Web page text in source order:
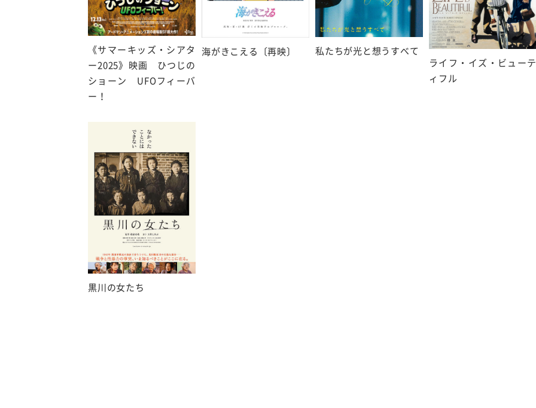
《サマーキッズ・シアタ
ー2025》映画 ひつじの
ショーン UFOフィーバ
ー！
海がきこえる〔再映〕
私たちが光と想うすべて
ライフ・イズ・ビューテ
ィフル
黒川の女たち